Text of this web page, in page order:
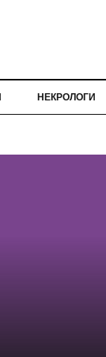
НЕКРОЛОГИ